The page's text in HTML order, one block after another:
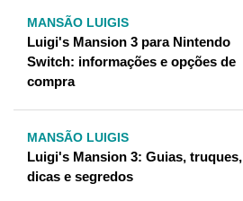
MANSÃO LUIGIS
Luigi's Mansion 3 para Nintendo
Switch: informações e opções de
compra
MANSÃO LUIGIS
Luigi's Mansion 3: Guias, truques,
dicas e segredos